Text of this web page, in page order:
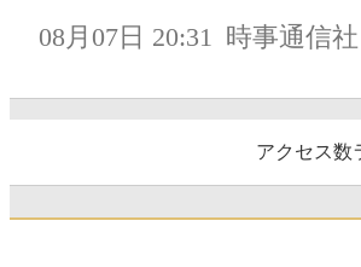
08月07日 20:31 時事通信社
アクセス数